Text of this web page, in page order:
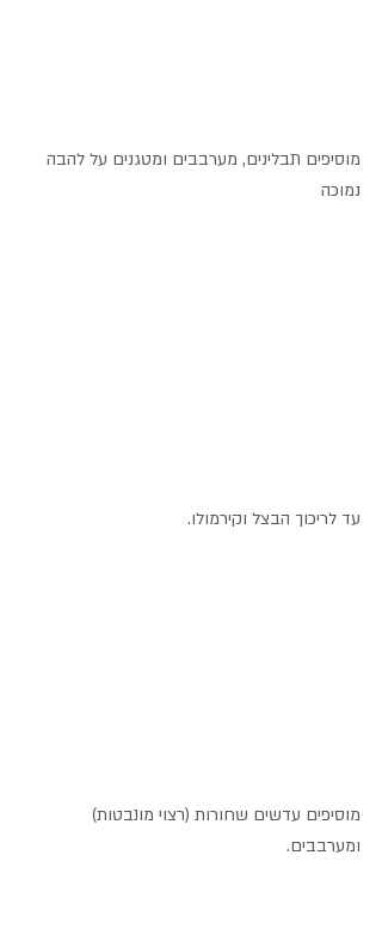
מוסיפים תבלינים, מערבבים ומטגנים על להבה
נמוכה
עד לריכוך הבצל וקירמולו.
מוסיפים עדשים שחורות (רצוי מונבטות)
ומערבבים.